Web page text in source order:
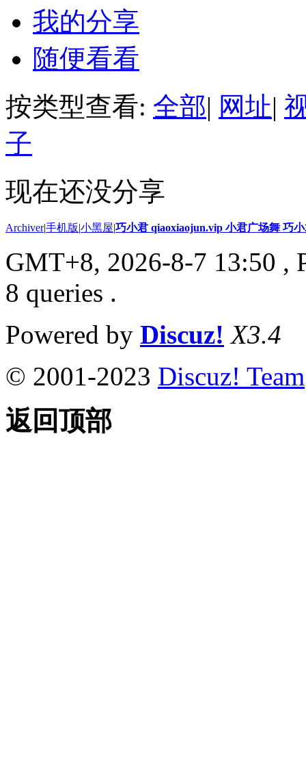
我的分享
随便看看
按类型查看: 全部| 网址|
子
现在还没分享
Archiver|手机版|小黑屋|巧小君 qiaoxiaojun.vip 小君广场舞 巧
GMT+8, 2026-8-7 13:50 ,
8 queries .
Powered by Discuz! X3.4
© 2001-2023 Discuz! Team
返回顶部